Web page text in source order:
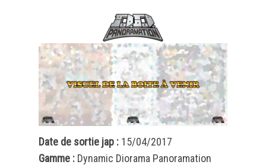
Date de sortie jap :15/04/2017
Gamme : Dynamic Diorama Panoramation